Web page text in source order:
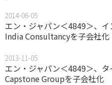
2014-06-05
エン・ジャパン＜4849＞、
India Consultancyを子会社化
2013-11-05
エン・ジャパン＜4849＞、
Capstone Groupを子会社化